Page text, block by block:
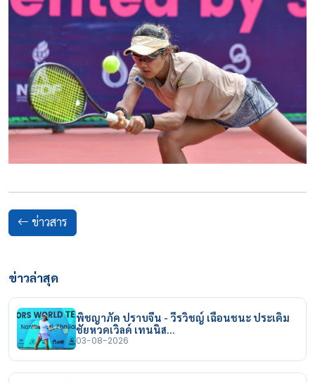
ข่าวสาร
ข่าวล่าสุด
พิชญาภัค ปราบจีน - วีรวิชญ์ เฉือนชนะ ประเดิม
ชัยหวดเวิลด์ เทนนิส…
03-08-2026